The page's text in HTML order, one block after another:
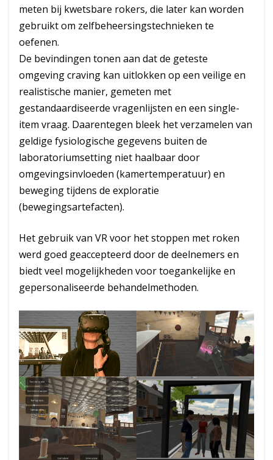
meten bij kwetsbare rokers, die later kan worden
gebruikt om zelfbeheersingstechnieken te
oefenen.
De bevindingen tonen aan dat de geteste
omgeving craving kan uitlokken op een veilige en
realistische manier, gemeten met
gestandaardiseerde vragenlijsten en een single-
item vraag. Daarentegen bleek het verzamelen van
geldige fysiologische gegevens buiten de
laboratoriumsetting niet haalbaar door
omgevingsinvloeden (kamertemperatuur) en
beweging tijdens de exploratie
(bewegingsartefacten).
Het gebruik van VR voor het stoppen met roken
werd goed geaccepteerd door de deelnemers en
biedt veel mogelijkheden voor toegankelijke en
gepersonaliseerde behandelmethoden.